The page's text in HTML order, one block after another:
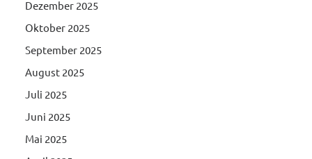
Dezember 2025
Oktober 2025
September 2025
August 2025
Juli 2025
Juni 2025
Mai 2025